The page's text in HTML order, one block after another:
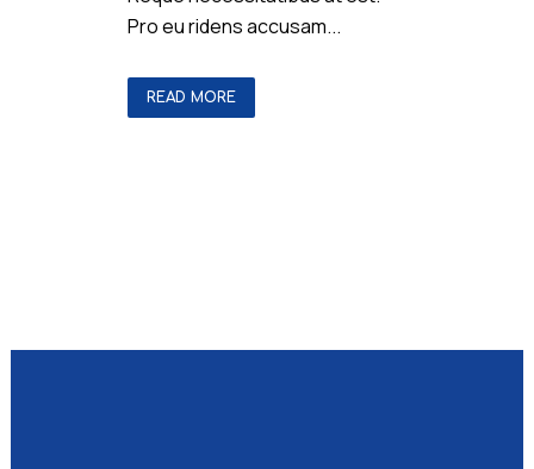
Pro eu ridens accusam...
READ MORE